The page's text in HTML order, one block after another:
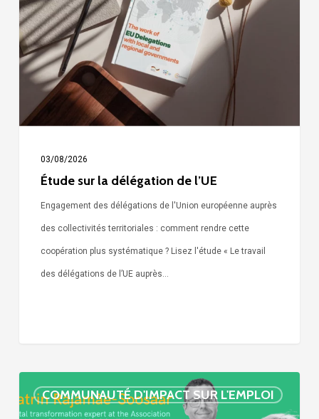
délégation
de
l’UE
03/08/2026
Étude sur la délégation de l’UE
Engagement des délégations de l'Union européenne auprès
des collectivités territoriales : comment rendre cette
coopération plus systématique ? Lisez l'étude « Le travail
des délégations de l’UE auprès…
COMMUNAUTÉ D'IMPACT SUR L'EMPLOI
Simone »